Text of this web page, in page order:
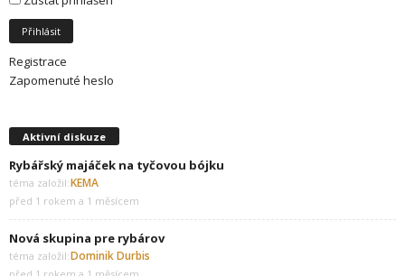
Přihlásit
Registrace
Zapomenuté heslo
Aktivní diskuze
Rybářský majáček na tyčovou bójku
téma založil:KEMA
před 1 rokem a 1 měsícem
Nová skupina pre rybárov
téma založil:Dominik Durbis